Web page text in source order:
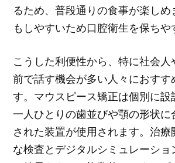
るため、普段通りの食事が楽しめ
もしやすいため口腔衛生を保ちや
こうした利便性から、特に社会人
前で話す機会が多い人々におすす
す。マウスピース矯正は個別に設
一人ひとりの歯並びや顎の形状
された装置が使用されます。治療
な検査とデジタルシミュレーショ